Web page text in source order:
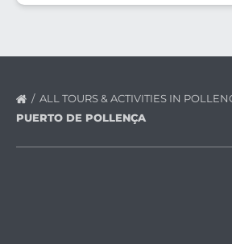
ALL TOURS & ACTIVITIES IN
PUERTO DE POLLENÇA